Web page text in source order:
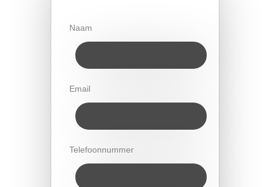
Naam
Email
Telefoonnummer